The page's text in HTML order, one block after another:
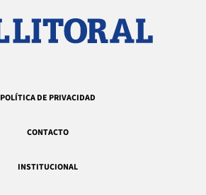
POLÍTICA DE PRIVACIDAD
CONTACTO
INSTITUCIONAL